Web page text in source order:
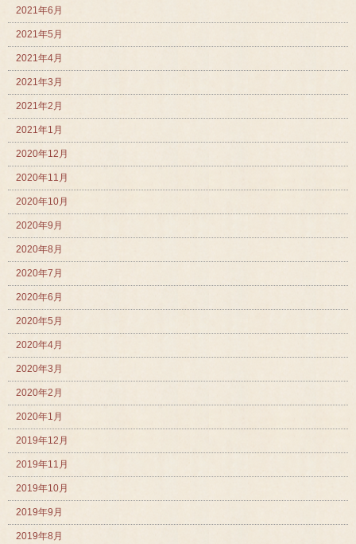
2021年6月
2021年5月
2021年4月
2021年3月
2021年2月
2021年1月
2020年12月
2020年11月
2020年10月
2020年9月
2020年8月
2020年7月
2020年6月
2020年5月
2020年4月
2020年3月
2020年2月
2020年1月
2019年12月
2019年11月
2019年10月
2019年9月
2019年8月